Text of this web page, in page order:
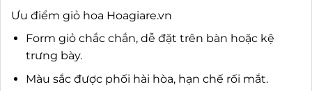
Ưu điểm giỏ hoa Hoagiare.vn
Form giỏ chắc chắn, dễ đặt trên bàn hoặc kệ
trưng bày.
Màu sắc được phối hài hòa, hạn chế rối mắt.